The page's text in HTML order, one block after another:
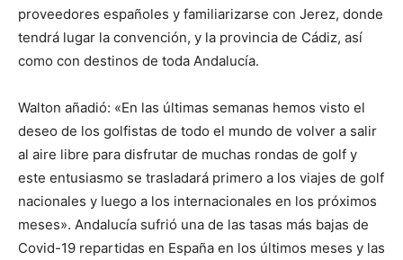
proveedores españoles y familiarizarse con Jerez, donde
tendrá lugar la convención, y la provincia de Cádiz, así
como con destinos de toda Andalucía.
Walton añadió: «En las últimas semanas hemos visto el
deseo de los golfistas de todo el mundo de volver a salir
al aire libre para disfrutar de muchas rondas de golf y
este entusiasmo se trasladará primero a los viajes de golf
nacionales y luego a los internacionales en los próximos
meses». Andalucía sufrió una de las tasas más bajas de
Covid-19 repartidas en España en los últimos meses y las